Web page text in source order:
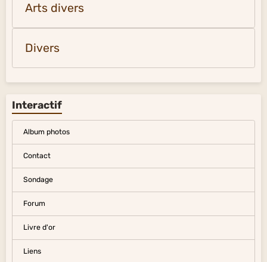
Arts divers
Divers
Interactif
Album photos
Contact
Sondage
Forum
Livre d'or
Liens